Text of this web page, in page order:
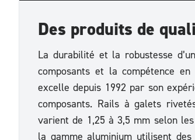
Des produits de
La durabilité et la robustesse
composants et la compétence
excelle depuis 1992 par son
composants. Rails à galets
varient de 1,25 à 3,5 mm selon
la gamme aluminium utilisent